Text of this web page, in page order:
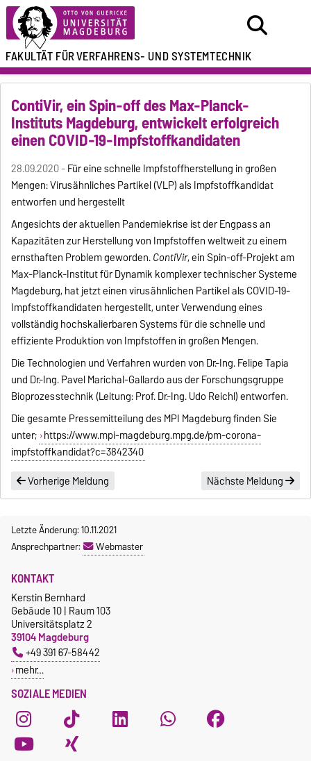
FAKULTÄT FÜRVERFAHRENS- UND SYSTEMTECHNIK
ContiVir, ein Spin-off des Max-Planck-
Instituts Magdeburg, entwickelt erfolgreich
einen COVID-19-Impfstoffkandidaten
28.09.2020 -Für eine schnelle Impfstoffherstellung in großen
Mengen: Virusähnliches Partikel (VLP) als Impfstoffkandidat
entworfen und hergestellt
Angesichts der aktuellen Pandemiekrise ist der Engpass an
Kapazitäten zur Herstellung von Impfstoffen weltweit zu einem
ernsthaften Problem geworden.ContiVir, ein Spin-off-Projekt am
Max-Planck-Institut für Dynamik komplexer technischer Systeme
Magdeburg, hat jetzt einen virusähnlichen Partikel als COVID-19-
Impfstoffkandidaten hergestellt, unter Verwendung eines
vollständig hochskalierbaren Systems für die schnelle und
effiziente Produktion von Impfstoffen in großen Mengen.
Die Technologien und Verfahren wurden von Dr.-Ing. Felipe Tapia
und Dr.-Ing. Pavel Marichal-Gallardo aus der Forschungsgruppe
Bioprozesstechnik (Leitung: Prof. Dr.-Ing. Udo Reichl) entworfen.
Die gesamte Pressemitteilung des MPI Magdeburg finden Sie
unter; https://www.mpi-magdeburg.mpg.de/pm-corona-
impfstoffkandidat?c=3842340
Vorherige Meldung
Nächste Meldung
Letzte Änderung: 10.11.2021
Ansprechpartner:
Webmaster
SOZIALE MEDIEN
KONTAKT
Kerstin Bernhard
Gebäude 10 | Raum 103
Universitätsplatz 2
39104 Magdeburg
+49 391 67-58442
mehr…